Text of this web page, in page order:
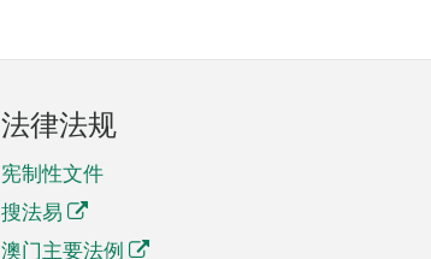
法律法规
宪制性文件
搜法易
澳门主要法例